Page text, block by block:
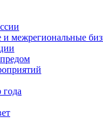
и межрегиональные
года